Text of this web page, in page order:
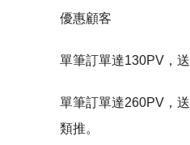
優惠顧客
單筆訂單達130PV，
單筆訂單達260PV，
類推。